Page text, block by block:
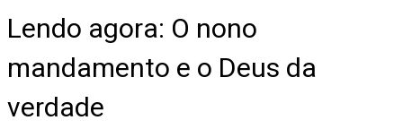
Lendo agora: O nono
mandamento e o Deus da
verdade